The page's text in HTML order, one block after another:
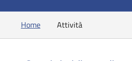
Home Attività